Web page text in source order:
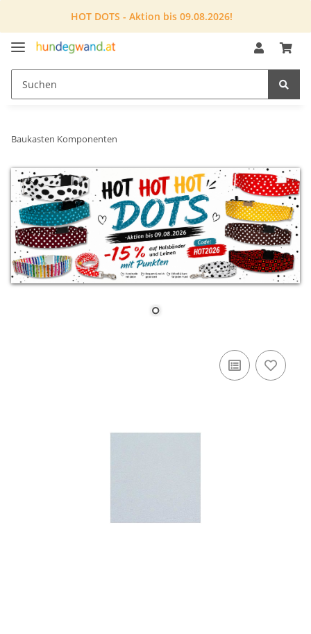
HOT DOTS - Aktion bis 09.08.2026!
Baukasten Komponenten